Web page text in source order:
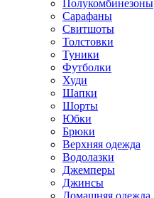
Полукомбинезоны
Сарафаны
Свитшоты
Толстовки
Туники
Футболки
Худи
Шапки
Шорты
Юбки
Брюки
Верхняя одежда
Водолазки
Джемперы
Джинсы
Домашняя одежда